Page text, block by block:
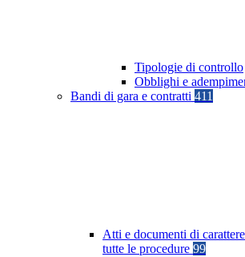
Tipologie di controllo
Obblighi e
Bandi di gara e contratti 411
Atti e documenti di
tutte le procedure 99